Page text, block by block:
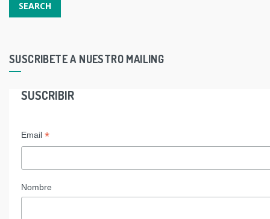
SUSCRIBETE A NUESTRO MAILING
SUSCRIBIR
Email *
Nombre